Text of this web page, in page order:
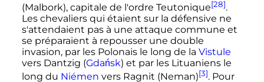
(Malbork), capitale de l'ordre Teutonique[28].
Les chevaliers qui étaient sur la défensive ne
s'attendaient pas à une attaque commune et
se préparaient à repousser une double
invasion, par les Polonais le long de la Vistule
vers Dantzig (Gdańsk) et par les Lituaniens le
long du Niémen vers Ragnit (Neman)[3]. Pour